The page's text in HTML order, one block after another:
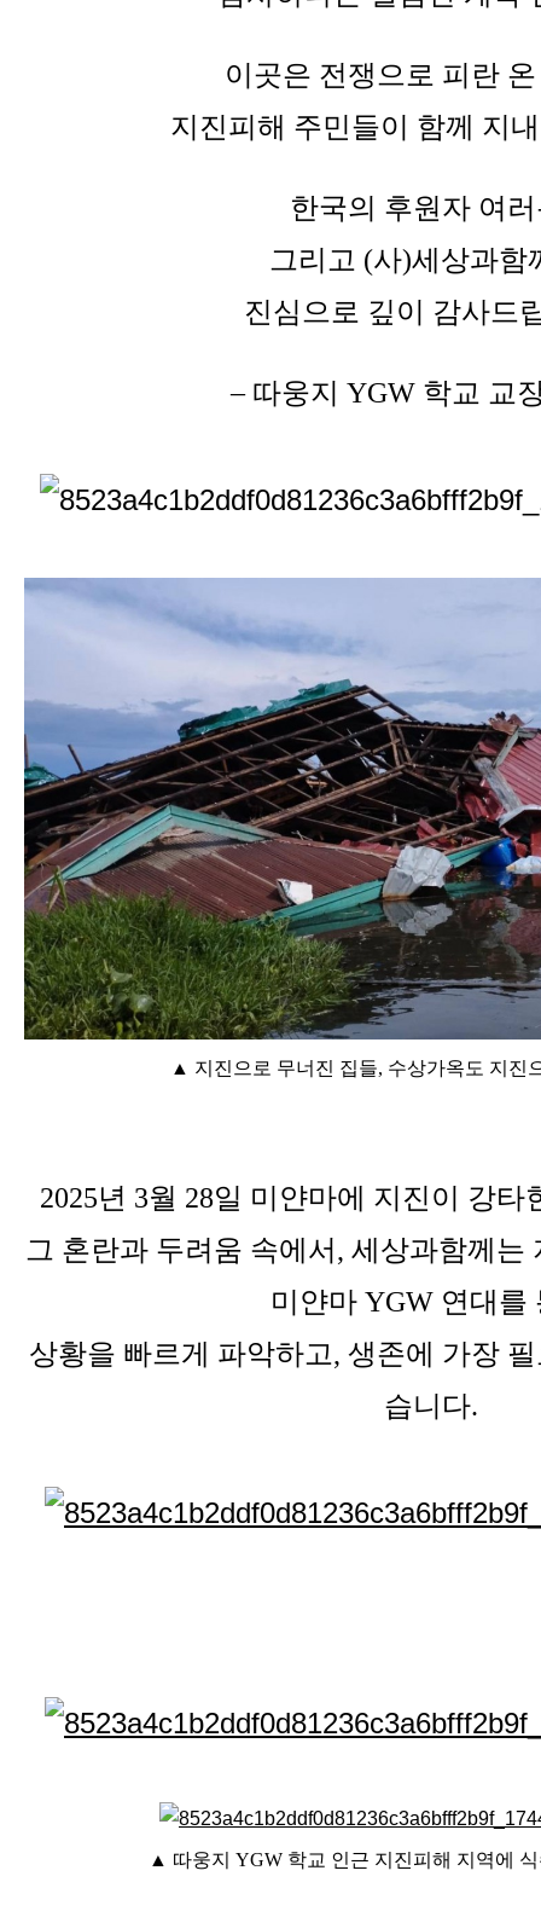
이곳은 전쟁으로 피란
지진피해 주민들이 함께 지
한국의 후원자 여
그리고 (사)세상과
진심으로 깊이 감사드
– 따웅지 YGW 학교 교
▲ 지진으로 무너진 집들, 수상가옥도 지진
2025년 3월 28일 미얀마에 지진이 강
그 혼란과 두려움 속에서, 세상과함께는
미얀마 YGW 연대를
상황을 빠르게 파악하고, 생존에 가장
습니다.
▲ 따웅지 YGW 학교 인근 지진피해 지역에